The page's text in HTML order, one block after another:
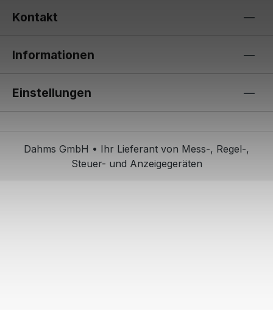
Kontakt
Informationen
Einstellungen
Dahms GmbH • Ihr Lieferant von Mess-, Regel-,
Steuer- und Anzeigegeräten